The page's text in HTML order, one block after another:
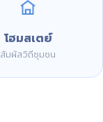
โฮมสเตย์
สัมผัสวิถีชุมชน